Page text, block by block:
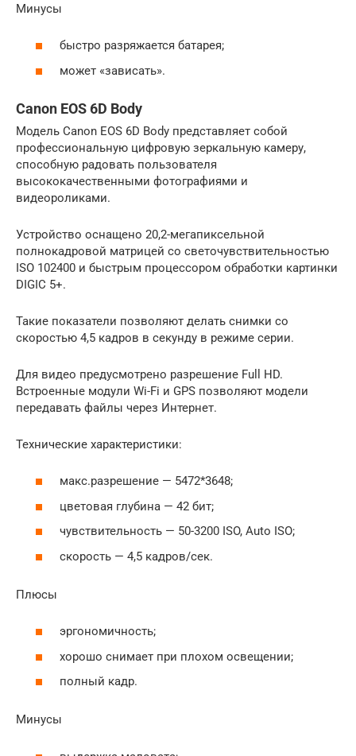
Минусы
быстро разряжается батарея;
может «зависать».
Canon EOS 6D Body
Модель Canon EOS 6D Body представляет собой
профессиональную цифровую зеркальную камеру,
способную радовать пользователя
высококачественными фотографиями и
видеороликами.
Устройство оснащено 20,2-мегапиксельной
полнокадровой матрицей со светочувствительностью
ISO 102400 и быстрым процессором обработки картинки
DIGIC 5+.
Такие показатели позволяют делать снимки со
скоростью 4,5 кадров в секунду в режиме серии.
Для видео предусмотрено разрешение Full HD.
Встроенные модули Wi-Fi и GPS позволяют модели
передавать файлы через Интернет.
Технические характеристики:
макс.разрешение — 5472*3648;
цветовая глубина — 42 бит;
чувствительность — 50-3200 ISO, Auto ISO;
скорость — 4,5 кадров/сек.
Плюсы
эргономичность;
хорошо снимает при плохом освещении;
полный кадр.
Минусы